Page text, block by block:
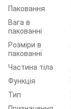
Паковання
Вага в
пакованні
Розміри в
пакованні
Частина тіла
Функція
Тип